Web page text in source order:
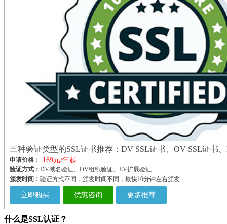
三种验证类型的SSL证书推荐：DV SSL证书、OV SSL证书
申请价格： 169元/年起
验证方式： DV域名验证、OV组织验证、EV扩展验证
颁发时间： 验证方式不同，颁发时间不同，最快10分钟左右颁发
立即购买 优惠咨询 更多推荐
什么是SSL认证？